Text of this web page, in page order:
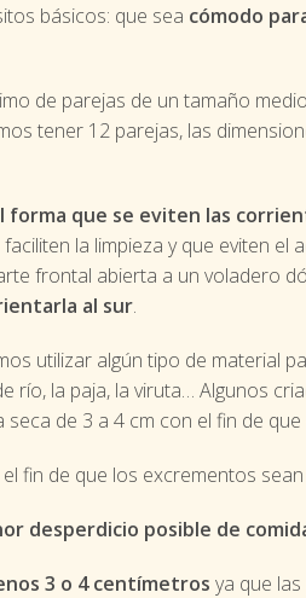
básicos: que sea cómodo
de parejas de un tamaño
tener 12 parejas, las
que se eviten las
la limpieza y que eviten el
frontal abierta a un voladero
al sur.
utilizar algún tipo de material
la paja, la viruta… Algunos
de 3 a 4 cm con el fin de
fin de que los excrementos
desperdicio posible de
3 o 4 centímetros ya que